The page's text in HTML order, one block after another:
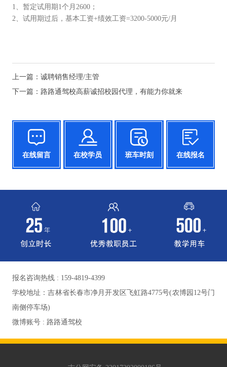
1、暂定试用期1个月2600；
2、试用期过后，基本工资+绩效工资=3200-5000元/月
上一篇： 诚聘销售经理/主管
下一篇： 路路通驾校高薪诚招校园代理，有能力你就来
在线留言 在校学员 班车时刻 在线报名
报名咨询热线 : 159-4819-4399
学校地址：吉林省长春市净月开发区飞虹路4775号(农博园12号门
南侧停车场)
微博账号 : 路路通驾校